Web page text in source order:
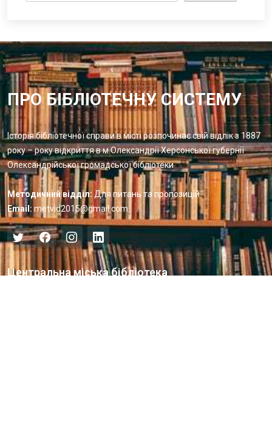
ПРО БІБЛІОТЕЧНУ СИСТЕМУ
Історія бібліотечної справи в місті розпочинає свій відлік з 1887
року – року відкриття в м.Олександрії Херсонської губернії
Олександрійської громадської бібліотеки
Методичний відділ: Для питань та пропозицій
Email: metvid2015@gmail.com
Центральна міська бібліотека